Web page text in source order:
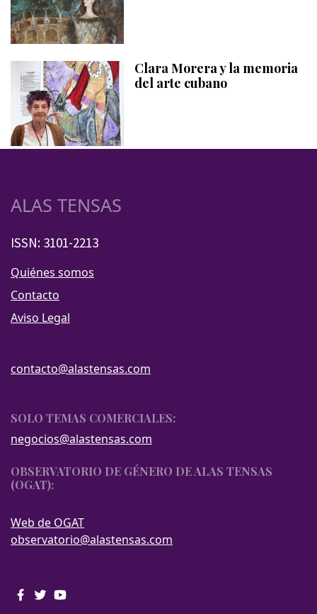
Clara Morera y la memoria
del arte cubano
ALAS TENSAS
ISSN: 3101-2213
Quiénes somos
Contacto
Aviso Legal
contacto@alastensas.com
SOLO TEMAS COMERCIALES:
negocios@alastensas.com
OBSERVATORIO DE GÉNERO DE ALAS TENSAS
(OGAT):
Web de OGAT
observatorio@alastensas.com